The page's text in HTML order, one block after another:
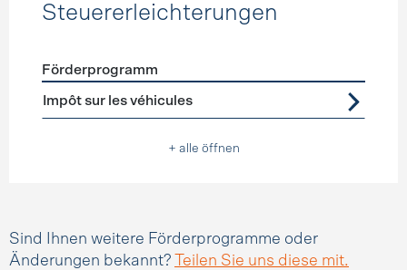
Steuererleichterungen
Förderprogramme Steuererleichterungen
Förderprogramm
Impôt sur les véhicules
+ alle öffnen
Sind Ihnen weitere Förderprogramme oder
Änderungen bekannt?
Teilen Sie uns diese mit.